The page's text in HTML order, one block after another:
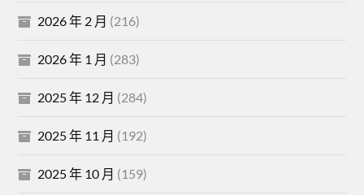
2026 年 2 月 (216)
2026 年 1 月 (283)
2025 年 12 月 (284)
2025 年 11 月 (192)
2025 年 10 月 (159)